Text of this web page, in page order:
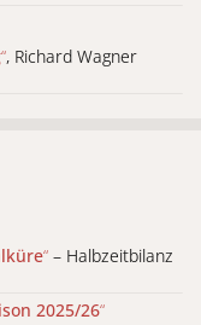
“, Richard Wagner
“ – Halbzeitbilanz
2025/26“